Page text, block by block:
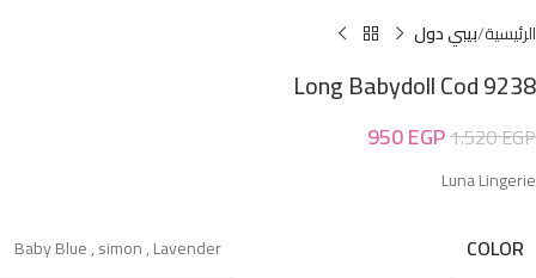
الرئيسية بيبي دول
Long Babydoll Cod 9238
1.520EGP
950EGP
Luna Lingerie
COLOR
Baby Blue,simon,Lavender